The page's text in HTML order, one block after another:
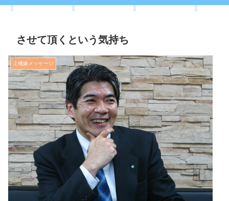
させて頂くという気持ち
上機嫌メッセージ